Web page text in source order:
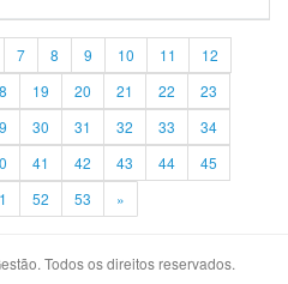
7 8 9 10 11
12
19 20 21 22
23
30 31 32 33
34
41 42 43 44
45
52 53 »
Todos os direitos reservados.